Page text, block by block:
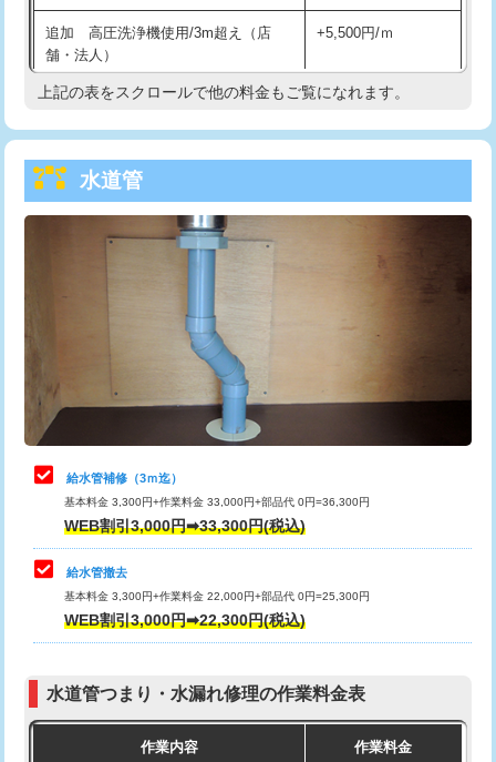
給水管工事※（塩ビ管（VP・HI）使
用/3ｍまで)
33,000円
給水管工事※（塩ビ管（VP・HI）使
+8,800円
給水管工事※（ライニング鋼管・銅
管・ポリ管・HT管使用/3ｍまで)
給水管工事※（ライニング鋼管・銅
管・ポリ管・HT管使用/3ｍ超え)
排水管工事（土の掘削・埋め戻し作
11,000円~
排水管工事（排水管工事/3ｍまで） 55,000円
排水管工事（追加 排水管工事/3ｍ超
マス交換（土の掘削・埋め戻し作業）
マス交換（深さ50㎝未満）
マス交換（深さ50㎝以上）
コンクリート斫り（厚さ10㎝まで）
追加 高圧洗浄機使用/3m超え（店
舗・法人）
+5,500円/ｍ
高度高圧洗浄換 現地調査
トーラー機使用/3mまで
追加トーラー機使用/3m超え
33,000円
8,800円
止水・漏水調査・防水処理・清掃・修
理・調整・分解・加工など（軽作業）
11,000円
止水・漏水調査・防水処理・清掃・修
理・調整・分解・加工など（中作業）
止水・漏水調査・防水処理・清掃・修
理・調整・分解・加工など（重作業）
33,000円
その他部品の脱着
交換・取付（タンク）
式）)
式・ワンホール）)
上記の表をスクロールで他の料金もご覧になれます。
水道管
給水管補修（3ｍ迄）
基本料金 3,300円+作業料金 33,000円+部品代 0円=36,300円
WEB割引3,000円➡33,300円(税込)
給水管撤去
基本料金 3,300円+作業料金 22,000円+部品代 0円=25,300円
WEB割引3,000円➡22,300円(税込)
水道管つまり・水漏れ修理の作業料金表
作業内容 作業料金